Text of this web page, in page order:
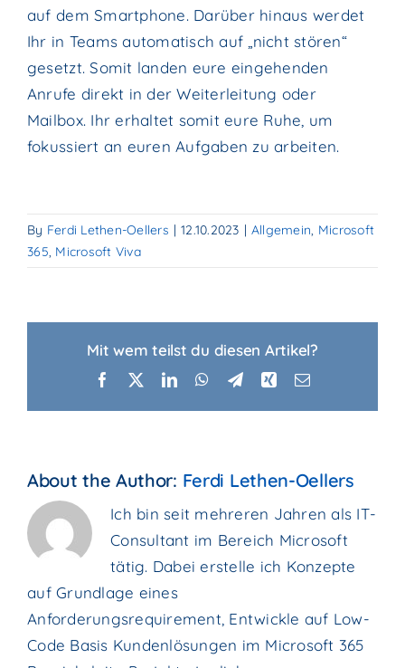
auf dem Smartphone. Darüber hinaus werdet
Ihr in Teams automatisch auf „nicht stören“
gesetzt. Somit landen eure eingehenden
Anrufe direkt in der Weiterleitung oder
Mailbox. Ihr erhaltet somit eure Ruhe, um
fokussiert an euren Aufgaben zu arbeiten.
By Ferdi Lethen-Oellers | 12.10.2023 | Allgemein, Microsoft
365, Microsoft Viva
Mit wem teilst du diesen Artikel?
Facebook LinkedInWhatsApp
Telegram
XingEmail
About the Author: Ferdi Lethen-Oellers
Ich bin seit mehreren Jahren als IT-
Consultant im Bereich Microsoft
tätig. Dabei erstelle ich Konzepte
auf Grundlage eines
Anforderungsrequirement, Entwickle auf Low-
Code Basis Kundenlösungen im Microsoft 365